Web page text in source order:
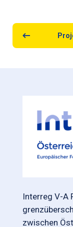
Interreg V-A
zwischen